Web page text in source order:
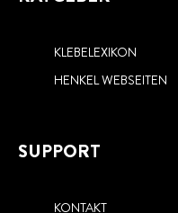
KLEBELEXIKON
HENKEL WEBSEITEN
SUPPORT
KONTAKT